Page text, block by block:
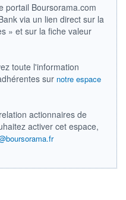
LIMITE À LA
HAUSSE
0,0000
-
portail Boursorama.com
via un lien direct sur la
» et sur la fiche valeur
toute l'information
sur notre espace
actionnaires de
activer cet espace,